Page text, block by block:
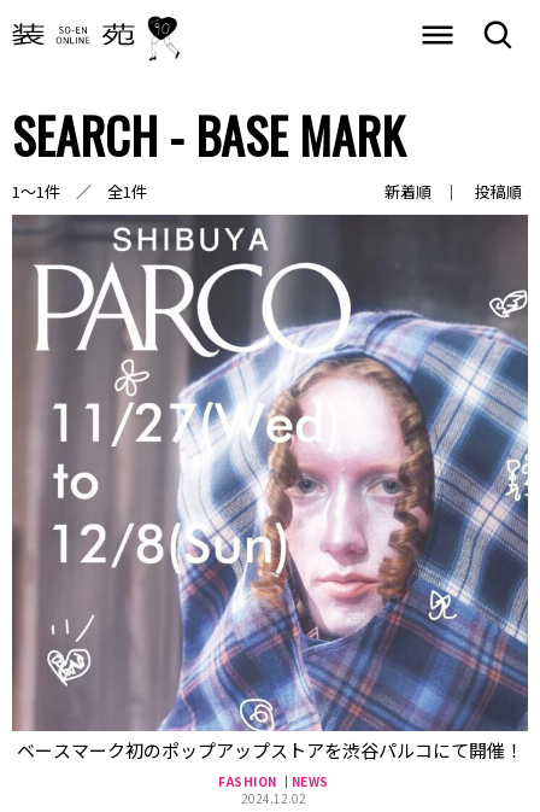
SEARCH - BASE MARK
1～1件 ／ 全1件 新着順 投稿順
ベースマーク初のポップアップストアを渋谷パルコにて開催！
FASHION
NEWS
2024.12.02